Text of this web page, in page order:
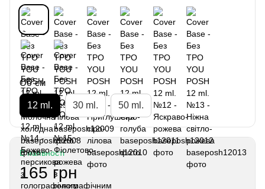
Об`єм
12 ml. 30 ml. 50 ml.
В наявності
165 грн